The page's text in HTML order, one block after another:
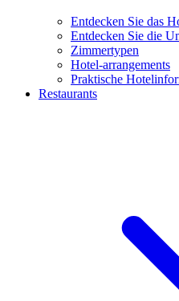
Entdecken Sie das
Entdecken Sie die
Zimmertypen
Hotel-arrangements
Praktische
Restaurants